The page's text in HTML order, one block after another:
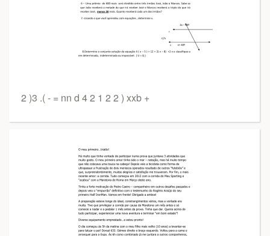
2 )3 .( - = nn d 4 2 1 2 2 ) xxb +